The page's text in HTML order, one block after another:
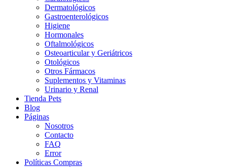
Dermatológicos
Gastroenterológicos
Higiene
Hormonales
Oftalmológicos
Osteoarticular y Geriátricos
Otológicos
Otros Fármacos
Suplementos y Vitaminas
Urinario y Renal
Tienda Pets
Blog
Páginas
Nosotros
Contacto
FAQ
Error
Políticas Compras